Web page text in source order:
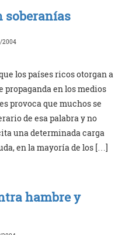
soberanías
2004
los países ricos otorgan a
propaganda en los medios
provoca que muchos se
de esa palabra y no
una determinada carga
en la mayoría de los […]
hambre y